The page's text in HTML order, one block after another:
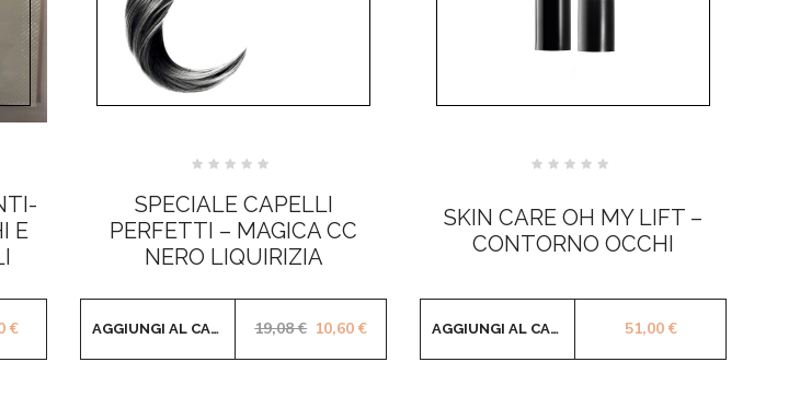
E
originale era: 5,83 €.
€Il prezzo attuale è: 5,30 €.
su
5
SPECIALE CAPELLI
PERFETTI – MAGICA CC
NERO LIQUIRIZIA
19,08€ Il prezzo originale era: 19,08 €.
10,60€Il prezzo attuale è: 10,60 €.
AGGIUNGI AL CARRELLO
5
SKIN CARE OH MY LIFT –
CONTORNO OCCHI
51,00€
AGGIUNGI AL CARRELLO